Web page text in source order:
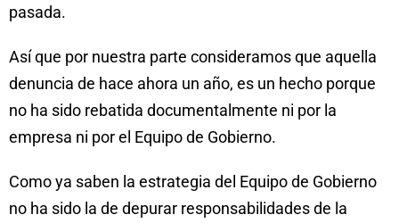
pasada.
Así que por nuestra parte consideramos que aquella
denuncia de hace ahora un año, es un hecho porque
no ha sido rebatida documentalmente ni por la
empresa ni por el Equipo de Gobierno.
Como ya saben la estrategia del Equipo de Gobierno
no ha sido la de depurar responsabilidades de la